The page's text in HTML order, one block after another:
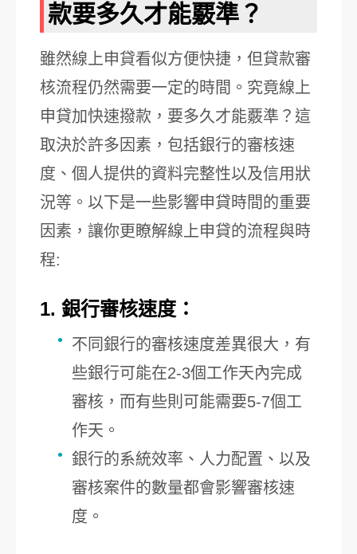
款要多久才能覈準？
雖然線上申貸看似方便快捷，但貸款審
核流程仍然需要一定的時間。究竟線上
申貸加快速撥款，要多久才能覈準？這
取決於許多因素，包括銀行的審核速
度、個人提供的資料完整性以及信用狀
況等。以下是一些影響申貸時間的重要
因素，讓你更瞭解線上申貸的流程與時
程:
1. 銀行審核速度：
不同銀行的審核速度差異很大，有
些銀行可能在2-3個工作天內完成
審核，而有些則可能需要5-7個工
作天。
銀行的系統效率、人力配置、以及
審核案件的數量都會影響審核速
度。